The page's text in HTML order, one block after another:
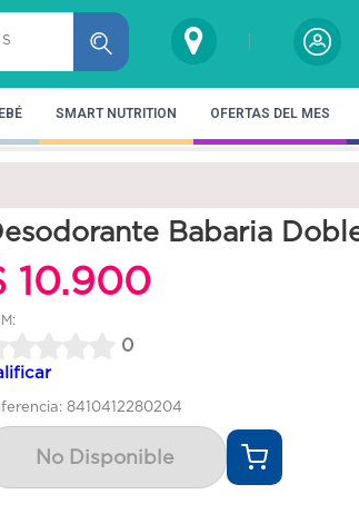
SMART NUTRITION OFERTAS DEL MES
Babaria
10.900
0
8410412280204
No Disponible